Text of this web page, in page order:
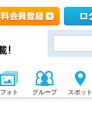
フォト グループ スポット